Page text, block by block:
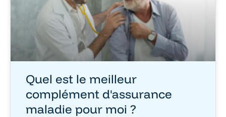
Quel est le meilleur
complément d'assurance
maladie pour moi ?